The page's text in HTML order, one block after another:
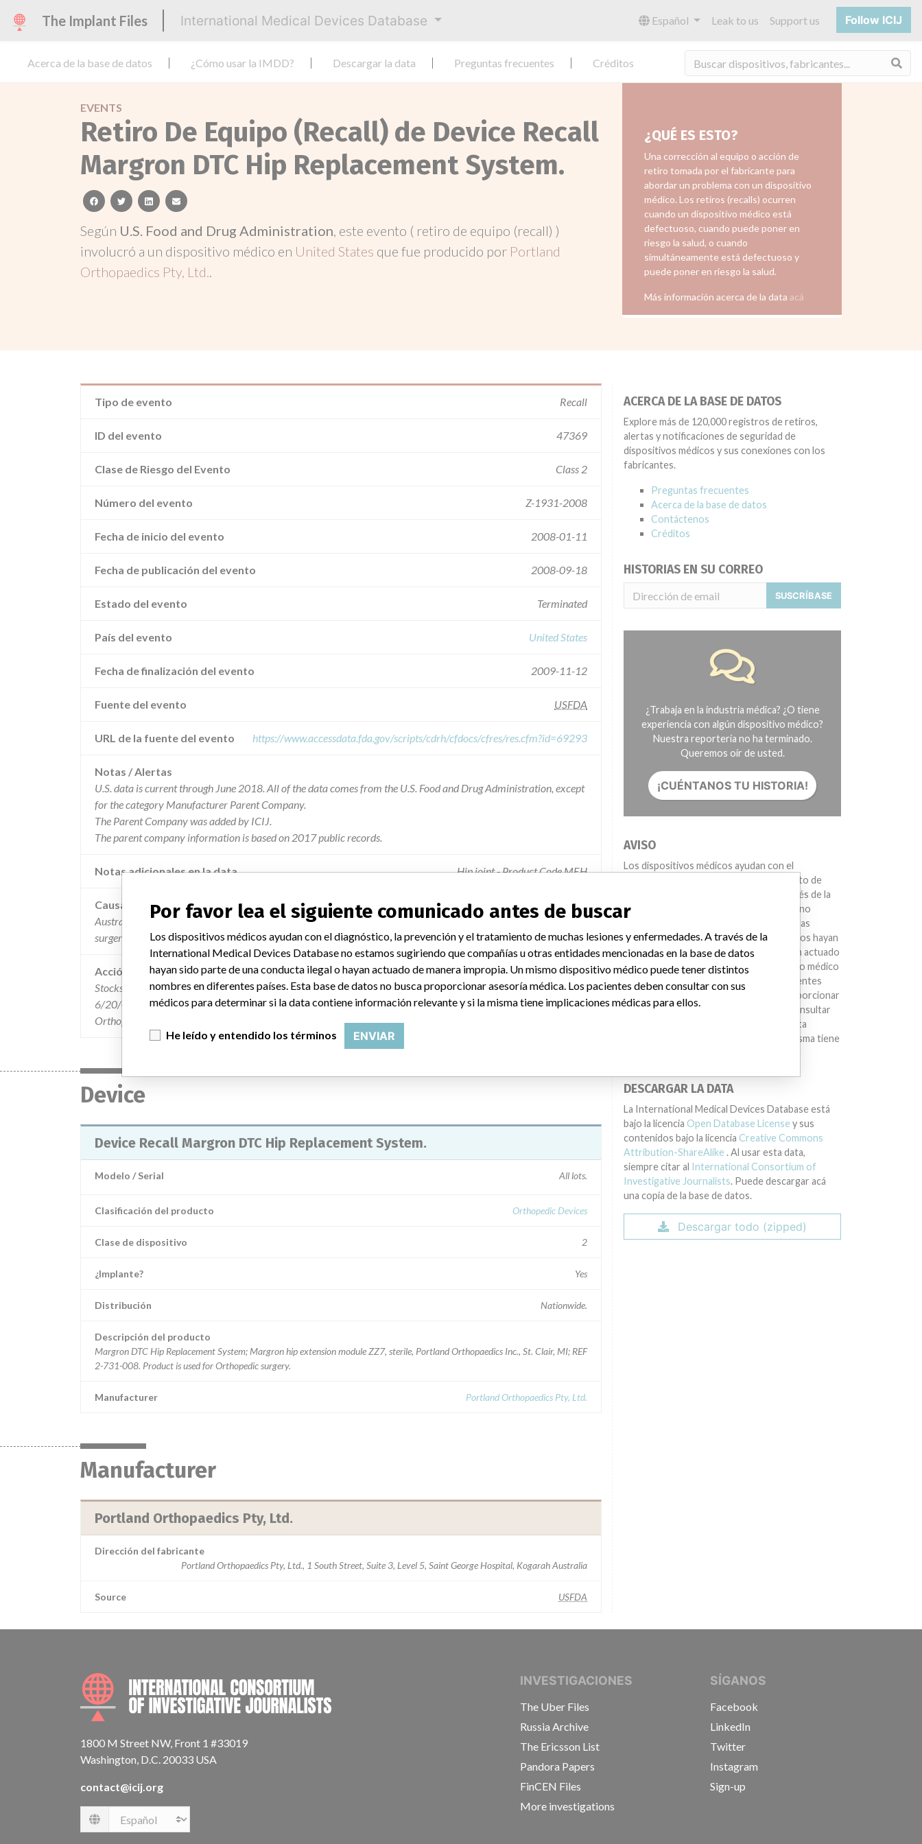
The Implant Files International Medical Devices Database Español Leak to us Support us Follow ICIJ
Acerca de la base de datos ¿Cómo usar la IMDD? Descargar la data Preguntas frecuentes Créditos
EVENTS
Retiro De Equipo (Recall) de Device Recall
Margron DTC Hip Replacement System.
facebooktwitterlinkedinemail
Según U.S. Food and Drug Administration, este evento ( retiro de equipo (recall) )
involucró a un dispositivo médico en United States que fue producido por Portland
Orthopaedics Pty, Ltd..
¿QUÉ ES ESTO?
Una corrección al equipo o acción de
retiro tomada por el fabricante para
abordar un problema con un dispositivo
médico. Los retiros (recalls) ocurren
cuando un dispositivo médico está
defectuoso, cuando puede poner en
riesgo la salud, o cuando
simultáneamente está defectuoso y
puede poner en riesgo la salud.
Más información acerca de la data acá
Tipo de evento Recall
ID del evento 47369
Clase de Riesgo del Evento Class 2
Número del evento Z-1931-2008
Fecha de inicio del evento 2008-01-11
Fecha de publicación del evento 2008-09-18
Estado del evento Terminated
País del evento United States
Fecha de finalización del evento 2009-11-12
Fuente del evento USFDA
URL de la fuente del evento https://www.accessdata.fda.gov/scripts/cdrh/cfdocs/cfres/res.cfm?id=69293
Notas / Alertas
U.S. data is current through June 2018. All of the data comes from the U.S. Food and Drug Administration, except
for the category Manufacturer Parent Company.
The Parent Company was added by ICIJ.
The parent company information is based on 2017 public records.
Notas adicionales en la data Hip joint - Product Code MEH
Causa
Australian data indicates the product is associated with a higher than average rate of hip replacement revision
surgery.
Acción
Stocks were pulled from U.S. consignees on or before 1/11/08. Consignee and implanting surgeon letters dated
6/20/08 were sent advising of the issue and recommending patient monitoring. For assistance, contact Portland
Orthopaedics at 1-810-329-3348.
Device
Device Recall Margron DTC Hip Replacement System.
Modelo / Serial All lots.
Clasificación del producto Orthopedic Devices
Clase de dispositivo 2
¿Implante? Yes
Distribución Nationwide.
Descripción del producto
Margron DTC Hip Replacement System; Margron hip extension module ZZ7, sterile, Portland Orthopaedics Inc., St. Clair, MI; REF
2-731-008. Product is used for Orthopedic surgery.
Manufacturer Portland Orthopaedics Pty, Ltd.
Manufacturer
Portland Orthopaedics Pty, Ltd.
Dirección del fabricante
Portland Orthopaedics Pty, Ltd., 1 South Street, Suite 3, Level 5, Saint George Hospital, Kogarah Australia
Source USFDA
ACERCA DE LA BASE DE DATOS
Explore más de 120,000 registros de retiros,
alertas y notificaciones de seguridad de
dispositivos médicos y sus conexiones con los
fabricantes.
Preguntas frecuentes
Acerca de la base de datos
Contáctenos
Créditos
HISTORIAS EN SU CORREO
SUSCRÍBASE
¿Trabaja en la industria médica? ¿O tiene
experiencia con algún dispositivo médico?
Nuestra reportería no ha terminado.
Queremos oír de usted.
¡CUÉNTANOS TU HISTORIA!
AVISO
Los dispositivos médicos ayudan con el
diagnóstico, la prevención y el tratamiento de
muchas lesiones y enfermedades. A través de la
International Medical Devices Database no
estamos sugiriendo que compañías u otras
entidades mencionadas en la base de datos hayan
sido parte de una conducta ilegal o hayan actuado
de manera impropia. Un mismo dispositivo médico
puede tener distintos nombres en diferentes
países. Esta base de datos no busca proporcionar
asesoría médica. Los pacientes deben consultar
con sus médicos para determinar si la data
contiene información relevante y si la misma tiene
DESCARGAR LA DATA
La International Medical Devices Database está
bajo la licencia Open Database License y sus
contenidos bajo la licencia Creative Commons
Attribution-ShareAlike . Al usar esta data,
siempre citar al International Consortium of
Investigative Journalists. Puede descargar acá
una copia de la base de datos.
Descargar todo (zipped)
INTERNATIONAL CONSORTIUM OF INVESTIGATIVE JOURNALISTS
1800 M Street NW, Front 1 #33019
Washington, D.C. 20033 USA
contact@icij.org
Language
INVESTIGACIONES
The Uber Files
Russia Archive
The Ericsson List
Pandora Papers
FinCEN Files
More investigations
SÍGANOS
Facebook
LinkedIn
Twitter
Instagram
Sign-up
Por favor lea el siguiente comunicado antes de buscar
Los dispositivos médicos ayudan con el diagnóstico, la prevención y el tratamiento de muchas lesiones y enfermedades. A través de la
International Medical Devices Database no estamos sugiriendo que compañías u otras entidades mencionadas en la base de datos
hayan sido parte de una conducta ilegal o hayan actuado de manera impropia. Un mismo dispositivo médico puede tener distintos
nombres en diferentes países. Esta base de datos no busca proporcionar asesoría médica. Los pacientes deben consultar con sus
médicos para determinar si la data contiene información relevante y si la misma tiene implicaciones médicas para ellos.
He leído y entendido los términos ENVIAR